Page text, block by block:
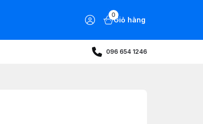
0
Giỏ hàng
096 654 1246